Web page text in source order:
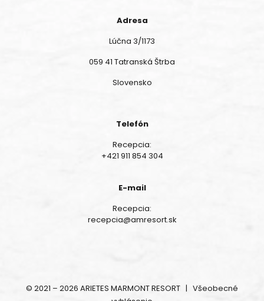
Adresa
Lúčna 3/1173
059 41 Tatranská Štrba
Slovensko
Telefón
Recepcia:
+421 911 854 304
E-mail
Recepcia:
recepcia@amresort.sk
© 2021 – 2026 ARIETES MARMONT RESORT | Všeobecné